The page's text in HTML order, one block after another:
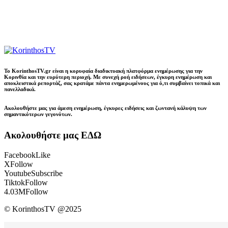
Το KorinthosTV.gr είναι η κορυφαία διαδικτυακή πλατφόρμα ενημέρωσης για την
Κορινθία και την ευρύτερη περιοχή. Με συνεχή ροή ειδήσεων, έγκυρη ενημέρωση και
αποκλειστικά ρεπορτάζ, σας κρατάμε πάντα ενημερωμένους για ό,τι συμβαίνει τοπικά και
πανελλαδικά.
Ακολουθήστε μας για άμεση ενημέρωση, έγκυρες ειδήσεις και ζωντανή κάλυψη των
σημαντικότερων γεγονότων.
Ακολουθήστε μας ΕΔΩ
FacebookLike
XFollow
YoutubeSubscribe
TiktokFollow
4.03MFollow
© KorinthosTV @2025